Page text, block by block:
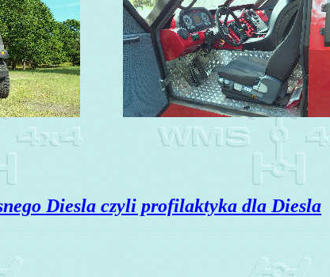
Diesla czyli profilaktyka dla Diesla